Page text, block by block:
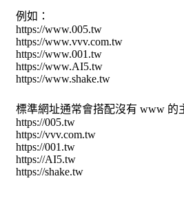
例如：
https://www.005.tw
https://www.vvv.com.tw
https://www.001.tw
https://www.AI5.tw
https://www.shake.tw
標準網址通常會搭配沒有 www 的
https://005.tw
https://vvv.com.tw
https://001.tw
https://AI5.tw
https://shake.tw